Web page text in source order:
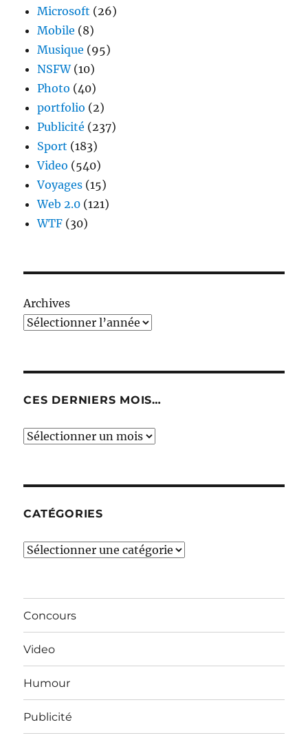
Microsoft (26)
Mobile (8)
Musique (95)
NSFW(10)
Photo (40)
portfolio (2)
Publicité (237)
Sport (183)
Video (540)
Voyages (15)
Web 2.0 (121)
WTF (30)
Archives
CES DERNIERS MOIS…
Ces
CATÉGORIES
Catégories
Concours
Video
Humour
Publicité